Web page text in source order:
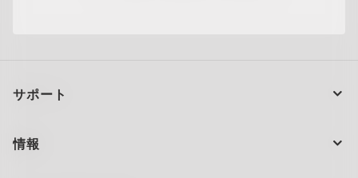
サポート
注文の状況
情報